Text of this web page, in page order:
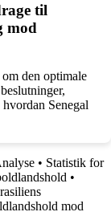
til
mod
den optimale
Senegal
• Statistik for
•
mod